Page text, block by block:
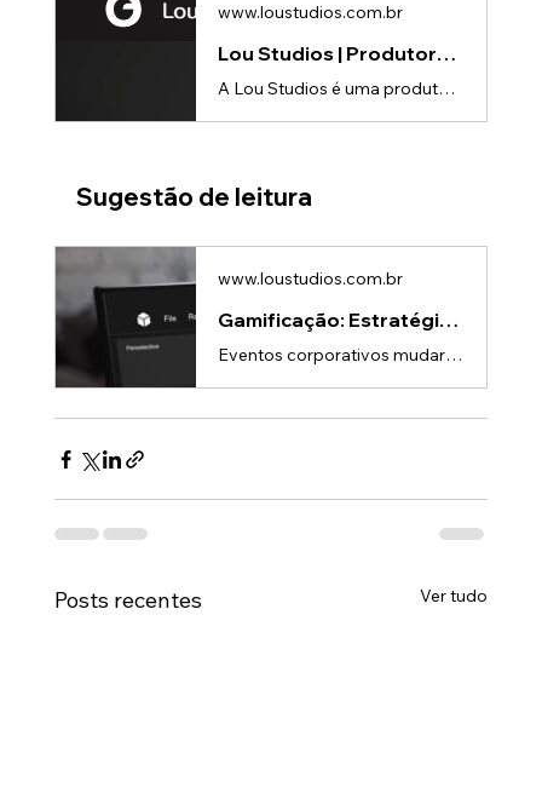
www.loustudios.com.br
Lou Studios | Produtora de vídeos
A Lou Studios é uma produtora de vídeos, especializada em animações 3D para lançamento de produtos.
Sugestão de leitura
www.loustudios.com.br
Gamificação: Estratégia de branding em eventos corporativos | Lou Studios
Eventos corporativos mudaram muito nos últimos anos.Hoje, não basta montar um stand bonito ou exibir um vídeo institucional. O público espera experiências interativas, imersivas e memoráveis.Nesse cenário, a gamificação se tornou uma das estratégias mais eficientes para empresas que desejam aumentar engajamento e fortalecer branding em feiras, ativações e eventos corporativos.Ao transformar a experiência do visitante em algo participativo, as marcas conseguem gerar mais conexão emocional e perma
Posts recentes Ver tudo